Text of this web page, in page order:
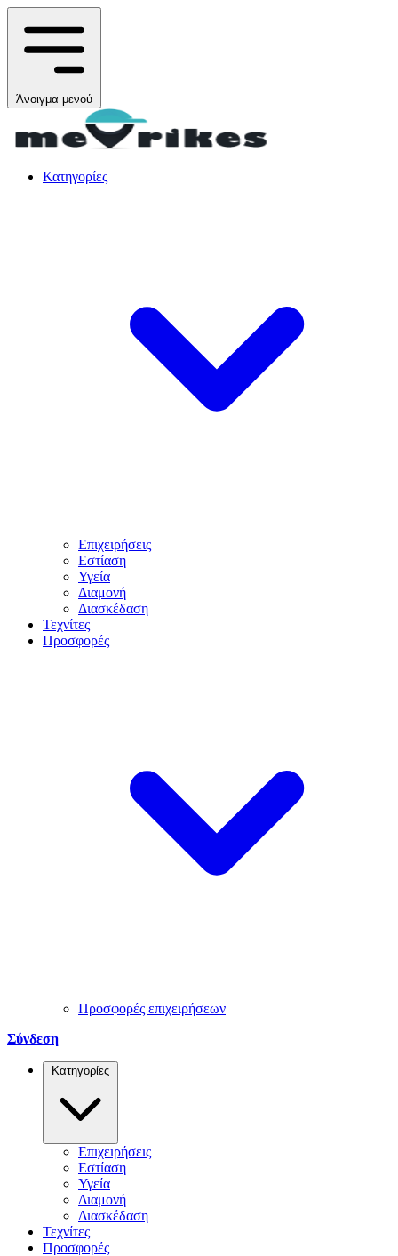
Άνοιγμα μενού
Κατηγορίες
Επιχειρήσεις
Εστίαση
Υγεία
Διαμονή
Διασκέδαση
Τεχνίτες
Προσφορές
Προσφορές επιχειρήσεων
Σύνδεση
Κατηγορίες
Επιχειρήσεις
Εστίαση
Υγεία
Διαμονή
Διασκέδαση
Τεχνίτες
Προσφορές